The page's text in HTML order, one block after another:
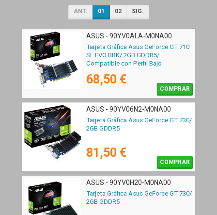
ANT. 01 02 SIG.
ASUS - 90YV0ALA-M0NA00
Tarjeta Gráfica Asus GeForce GT 710
SL EVO BRK/ 2GB GDDR5/
Compatible con Perfil Bajo
68,50 €
COMPRAR
ASUS - 90YV06N2-M0NA00
Tarjeta Gráfica Asus GeForce GT 730/
2GB GDDR5
81,50 €
COMPRAR
ASUS - 90YV0H20-M0NA00
Tarjeta Gráfica Asus GeForce GT 730/
2GB GDDR5